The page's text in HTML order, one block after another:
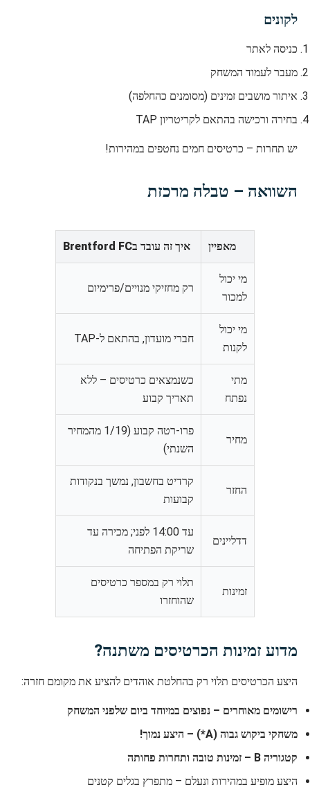
לקונים
כניסה לאתר
מעבר לעמוד המשחק
איתור מושבים זמינים (מסומנים כהחלפה)
בחירה ורכישה בהתאם לקריטריון TAP
יש תחרות – כרטיסים חמים נחטפים במהירות!
השוואה – טבלה מרכזת
מאפיין איך זה עובד בBrentford FC
מי יכול
למכור
רק מחזיקי מנויים/פרימיום
מי יכול
לקנות
חברי מועדון, בהתאם ל-TAP
מתי
נפתח
כשנמצאים כרטיסים – ללא
תאריך קבוע
מחיר
פרו-רטה קבוע (1/19 מהמחיר
השנתי)
החזר
קרדיט בחשבון, נמשך בנקודות
קבועות
דדליינים
עד 14:00 לפני; מכירה עד
שריקת הפתיחה
זמינות
תלוי רק במספר כרטיסים
שהוחזרו
מדוע זמינות הכרטיסים משתנה?
היצע הכרטיסים תלוי רק בהחלטת אוהדים להציע את מקומם חזרה:
רישומים מאוחרים – נפוצים במיוחד ביום שלפני המשחק
משחקי ביקוש גבוה (A*) – היצע נמוך!
קטגוריה B – זמינות טובה ותחרות פחותה
היצע מופיע במהירות ונעלם – מתפרץ בגלים קטנים